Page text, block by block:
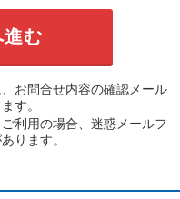
お問合せ内容の確認メール
す。
利用の場合、迷惑メールフ
ります。